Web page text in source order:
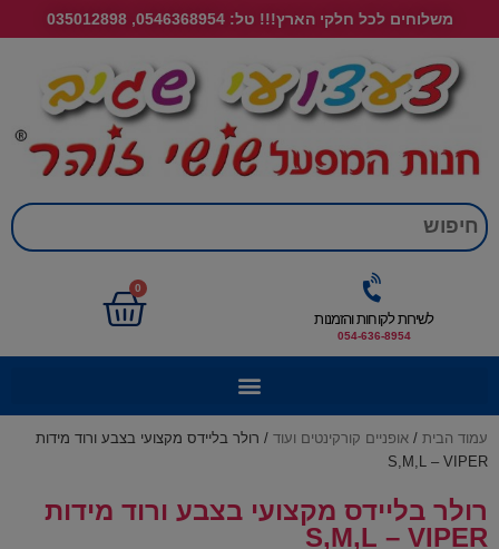
משלוחים לכל חלקי הארץ!!! טל: 0546368954, 035012898
לשירות לקוחות והזמנות
054-636-8954
0
עמוד הבית / אופניים קורקינטים ועוד / רולר בליידס מקצועי בצבע ורוד מידות
S,M,L – VIPER
רולר בליידס מקצועי בצבע ורוד מידות
S,M,L – VIPER